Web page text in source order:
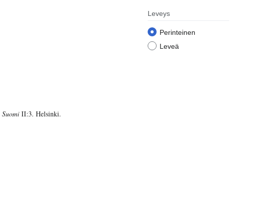
Leveys
Perinteinen
Leveä
Suomi II:3. Helsinki.